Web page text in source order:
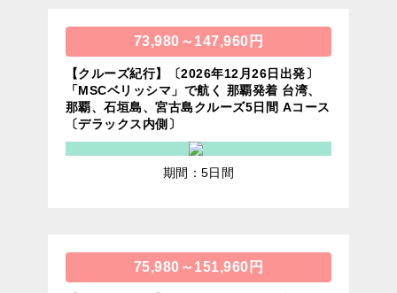
73,980～147,960円
【クルーズ紀行】〔2026年12月26日出発〕
「MSCベリッシマ」で航く 那覇発着 台湾、
那覇、石垣島、宮古島クルーズ5日間 Aコース
〔デラックス内側〕
期間：5日間
75,980～151,960円